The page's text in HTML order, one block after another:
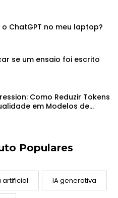
ChatGPT no meu laptop?
se um ensaio foi escrito
Como Reduzir Tokens
em Modelos de
Populares
artificial IA generativa